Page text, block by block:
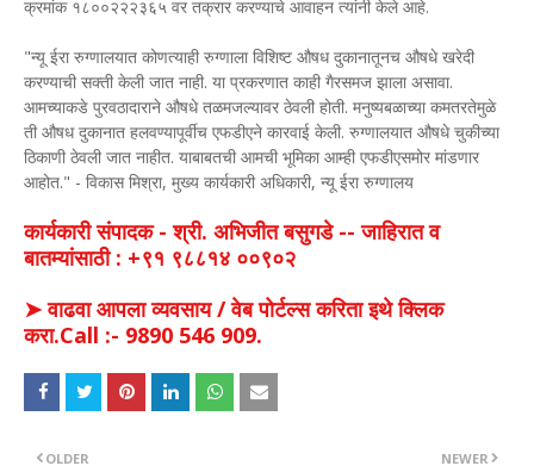
क्रमांक १८००२२२३६५ वर तक्रार करण्याचे आवाहन त्यांनी केले आहे.
"न्यू ईरा रुग्णालयात कोणत्याही रुग्णाला विशिष्ट औषध दुकानातूनच औषधे खरेदी
करण्याची सक्ती केली जात नाही. या प्रकरणात काही गैरसमज झाला असावा.
आमच्याकडे पुरवठादाराने औषधे तळमजल्यावर ठेवली होती. मनुष्यबळाच्या कमतरतेमुळे
ती औषध दुकानात हलवण्यापूर्वीच एफडीएने कारवाई केली. रुग्णालयात औषधे चुकीच्या
ठिकाणी ठेवली जात नाहीत. याबाबतची आमची भूमिका आम्ही एफडीएसमोर मांडणार
आहोत." - विकास मिश्रा, मुख्य कार्यकारी अधिकारी, न्यू ईरा रुग्णालय
कार्यकारी संपादक - श्री. अभिजीत बसुगडे -- जाहिरात व
बातम्यांसाठी : +९१ ९८८१४ ००९०२
➤ वाढवा आपला व्यवसाय / वेब पोर्टल्स करिता इथे क्लिक
करा.Call :- 9890 546 909.
NEWER
OLDER